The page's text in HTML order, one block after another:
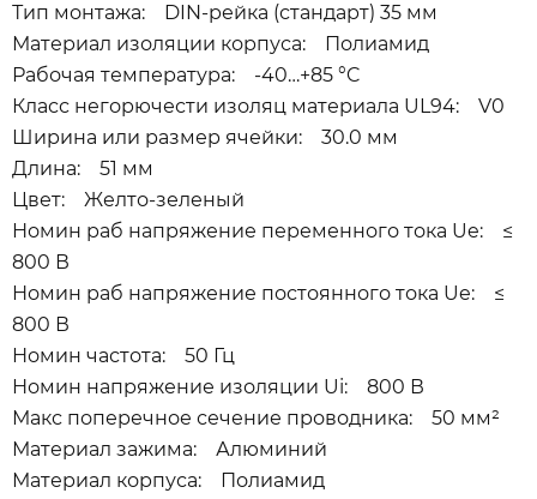
Тип монтажа: DIN-рейка (стандарт) 35 мм
Материал изоляции корпуса: Полиамид
Рабочая температура: -40…+85 °C
Класс негорючести изоляц материала UL94: V0
Ширина или размер ячейки: 30.0 мм
Длина: 51 мм
Цвет: Желто-зеленый
Номин раб напряжение переменного тока Ue: ≤
800 В
Номин раб напряжение постоянного тока Ue: ≤
800 В
Номин частота: 50 Гц
Номин напряжение изоляции Ui: 800 В
Макс поперечное сечение проводника: 50 мм²
Материал зажима: Алюминий
Материал корпуса: Полиамид